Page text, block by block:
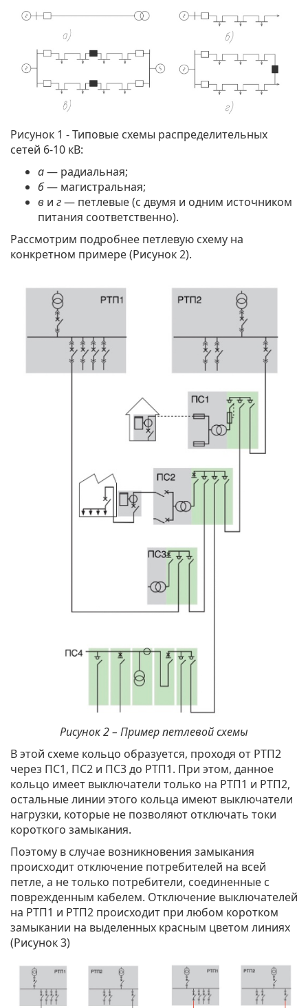
Рисунок 1 - Типовые схемы распределительных
сетей 6-10 кВ:
а— радиальная;
б— магистральная;
в и г— петлевые (с двумя и одним источником
питания соответственно).
Рассмотрим подробнее петлевую схему на
конкретном примере (Рисунок 2).
Рисунок 2 – Пример петлевой схемы
В этой схеме кольцо образуется, проходя от РТП2
через ПС1, ПС2 и ПС3 до РТП1. При этом, данное
кольцо имеет выключатели только на РТП1 и РТП2,
остальные линии этого кольца имеют выключатели
нагрузки, которые не позволяют отключать токи
короткого замыкания.
Поэтому в случае возникновения замыкания
происходит отключение потребителей на всей
петле, а не только потребители, соединенные с
поврежденным кабелем. Отключение выключателей
на РТП1 и РТП2 происходит при любом коротком
замыкании на выделенных красным цветом линиях
(Рисунок 3)